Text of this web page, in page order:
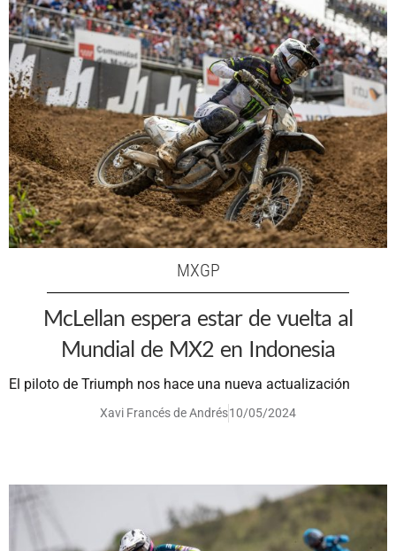
MXGP
McLellan espera estar de vuelta al
Mundial de MX2 en Indonesia
El piloto de Triumph nos hace una nueva actualización
Xavi Francés de Andrés10/05/2024